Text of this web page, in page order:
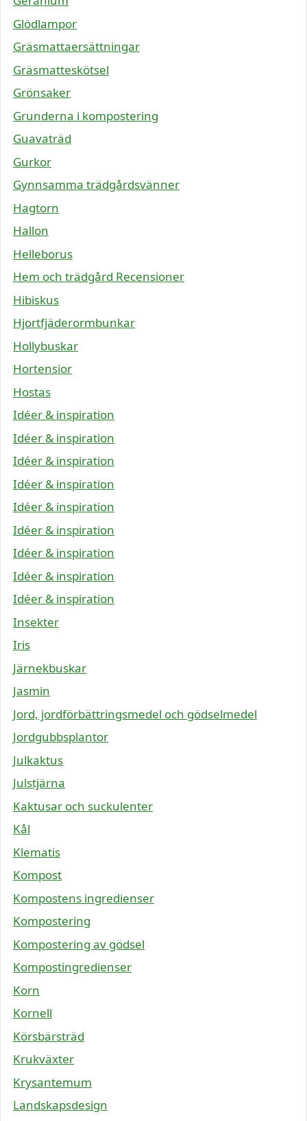
Glödlampor
Gräsmattaersättningar
Gräsmatteskötsel
Grönsaker
Grunderna i kompostering
Guavaträd
Gurkor
Gynnsamma trädgårdsvänner
Hagtorn
Hallon
Helleborus
Hem och trädgård Recensioner
Hibiskus
Hjortfjäderormbunkar
Hollybuskar
Hortensior
Hostas
Idéer & inspiration
Idéer & inspiration
Idéer & inspiration
Idéer & inspiration
Idéer & inspiration
Idéer & inspiration
Idéer & inspiration
Idéer & inspiration
Idéer & inspiration
Insekter
Iris
Järnekbuskar
Jasmin
Jord, jordförbättringsmedel och gödselmedel
Jordgubbsplantor
Julkaktus
Julstjärna
Kaktusar och suckulenter
Kål
Klematis
Kompost
Kompostens ingredienser
Kompostering
Kompostering av gödsel
Kompostingredienser
Korn
Kornell
Körsbärsträd
Krukväxter
Krysantemum
Landskapsdesign